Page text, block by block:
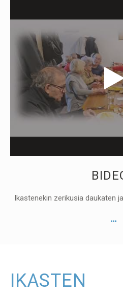
Ikastenekin zerikusia daukaten
IKASTEN